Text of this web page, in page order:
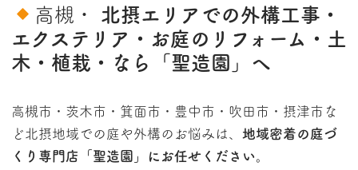
高槻・ 北摂エリアでの外構工事・
エクステリア・お庭のリフォーム・土
木・植栽・なら「聖造園」へ
高槻市・茨木市・箕面市・豊中市・吹田市・摂津市な
ど北摂地域での庭や外構のお悩みは、 地域密着の庭づ
くり専門店「聖造園」
にお任せください。